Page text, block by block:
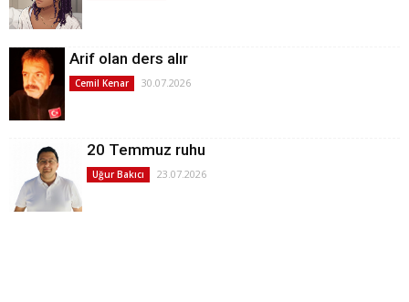
Arif olan ders alır
Cemil Kenar 30.07.2026
20 Temmuz ruhu
Uğur Bakıcı 23.07.2026